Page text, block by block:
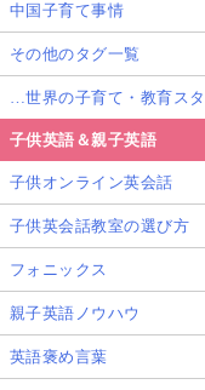
ル"を教育モットーに子
中国子育て事情
その他のタグ一覧
…世界の子育て・教育ス
子供英語＆親子英語
子供オンライン英会話
子供英会話教室の選び方
フォニックス
親子英語ノウハウ
英語褒め言葉